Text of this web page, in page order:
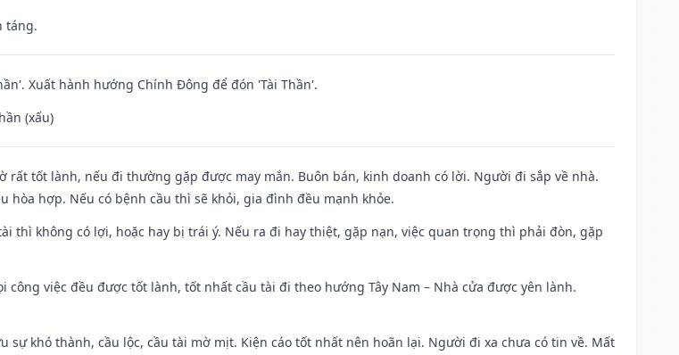
táng.
Xuất hành hướng Chính Đông để đón 'Tài Thần'.
(xấu)
rất tốt lành, nếu đi thường gặp được may mắn. Buôn bán, kinh doanh có lời. Người đi sắp về nhà.
hòa hợp. Nếu có bệnh cầu thì sẽ khỏi, gia đình đều mạnh khỏe.
thì không có lợi, hoặc hay bị trái ý. Nếu ra đi hay thiệt, gặp nạn, việc quan trọng thì phải đòn, gặp
công việc đều được tốt lành, tốt nhất cầu tài đi theo hướng Tây Nam – Nhà cửa được yên lành.
sự khó thành, cầu lộc, cầu tài mờ mịt. Kiện cáo tốt nhất nên hoãn lại. Người đi xa chưa có tin về. Mất